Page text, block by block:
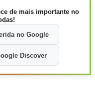
de mais importante no
no Google
Discover